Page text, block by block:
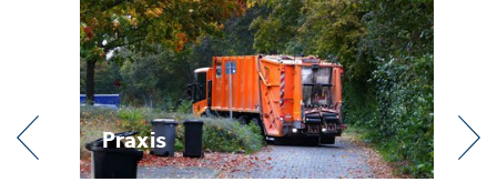
Praxis